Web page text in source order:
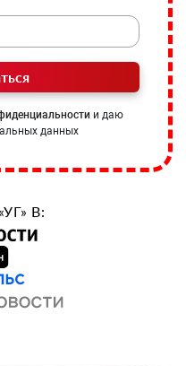
и даю
данных
В: